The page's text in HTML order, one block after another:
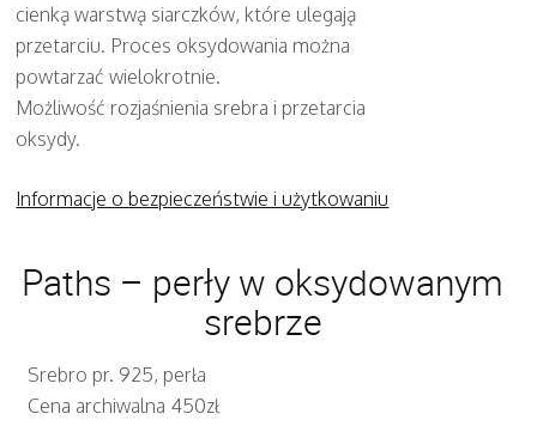
cienką warstwą siarczków, które ulegają
przetarciu. Proces oksydowania można
powtarzać wielokrotnie.
Możliwość rozjaśnienia srebra i przetarcia
oksydy.
Informacje o bezpieczeństwie i użytkowaniu
Paths – perły w oksydowanym
srebrze
Srebro pr. 925, perła
Cena archiwalna 450zł